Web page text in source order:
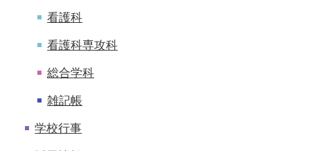
看護科
看護科専攻科
総合学科
雑記帳
学校行事